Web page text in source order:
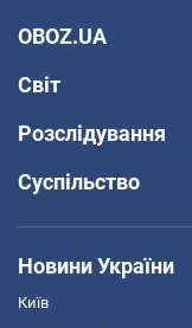
OBOZ.UA
Світ
Розслідування
Суспільство
Новини України
Київ